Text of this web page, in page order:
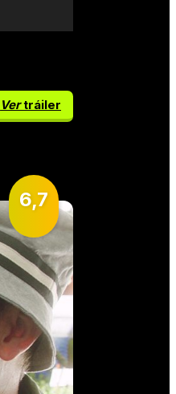
Vertráiler
6,7